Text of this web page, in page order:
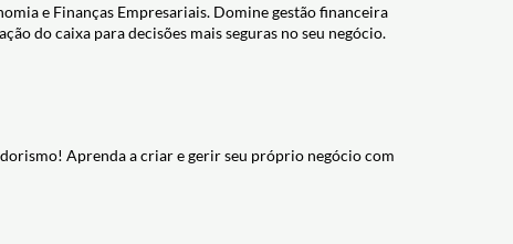
e Finanças Empresariais. Domine gestão financeira
do caixa para decisões mais seguras no seu negócio.
Aprenda a criar e gerir seu próprio negócio com